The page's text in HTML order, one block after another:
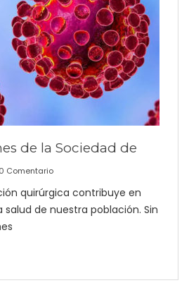
de la Sociedad de
0 Comentario
quirúrgica contribuye en
de nuestra población. Sin